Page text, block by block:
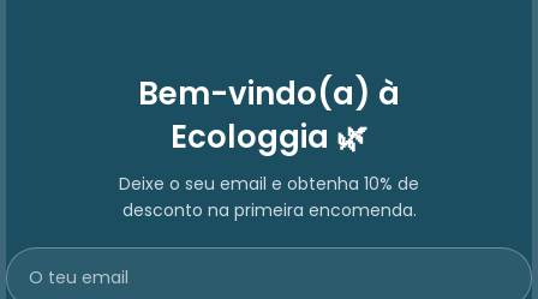
Bem-vindo(a) à
Ecologgia 🌿
Deixe o seu email e obtenha 10% de
desconto na primeira encomenda.